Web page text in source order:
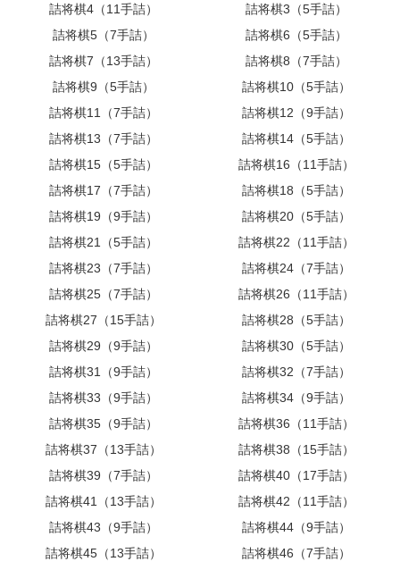
詰将棋4（11手詰）
詰将棋3（5手詰）
詰将棋5（7手詰）
詰将棋6（5手詰）
詰将棋7（13手詰）
詰将棋8（7手詰）
詰将棋9（5手詰）
詰将棋10（5手詰）
詰将棋11（7手詰）
詰将棋12（9手詰）
詰将棋13（7手詰）
詰将棋14（5手詰）
詰将棋15（5手詰）
詰将棋16（11手詰）
詰将棋17（7手詰）
詰将棋18（5手詰）
詰将棋19（9手詰）
詰将棋20（5手詰）
詰将棋21（5手詰）
詰将棋22（11手詰）
詰将棋23（7手詰）
詰将棋24（7手詰）
詰将棋25（7手詰）
詰将棋26（11手詰）
詰将棋27（15手詰）
詰将棋28（5手詰）
詰将棋29（9手詰）
詰将棋30（5手詰）
詰将棋31（9手詰）
詰将棋32（7手詰）
詰将棋33（9手詰）
詰将棋34（9手詰）
詰将棋35（9手詰）
詰将棋36（11手詰）
詰将棋37（13手詰）
詰将棋38（15手詰）
詰将棋39（7手詰）
詰将棋40（17手詰）
詰将棋41（13手詰）
詰将棋42（11手詰）
詰将棋43（9手詰）
詰将棋44（9手詰）
詰将棋45（13手詰）
詰将棋46（7手詰）